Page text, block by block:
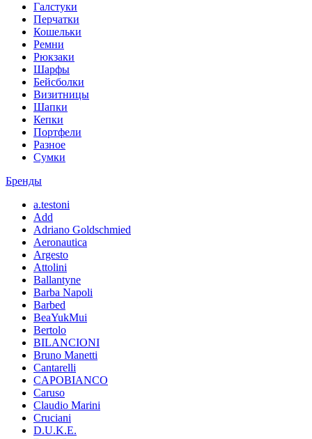
Галстуки
Перчатки
Кошельки
Ремни
Рюкзаки
Шарфы
Бейсболки
Визитницы
Шапки
Кепки
Портфели
Разное
Сумки
Бренды
a.testoni
Add
Adriano Goldschmied
Aeronautica
Argesto
Attolini
Ballantyne
Barba Napoli
Barbed
BeaYukMui
Bertolo
BILANCIONI
Bruno Manetti
Cantarelli
CAPOBIANCO
Caruso
Claudio Marini
Cruciani
D.U.K.E.